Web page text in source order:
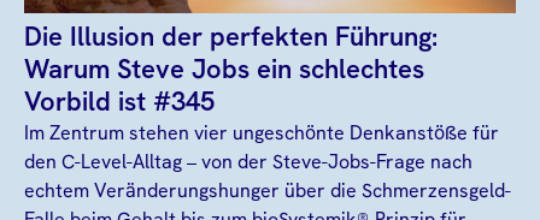
Die Illusion der perfekten Führung:
Warum Steve Jobs ein schlechtes
Vorbild ist #345
Im Zentrum stehen vier ungeschönte Denkanstöße für
den C-Level-Alltag – von der Steve-Jobs-Frage nach
echtem Veränderungshunger über die Schmerzensgeld-